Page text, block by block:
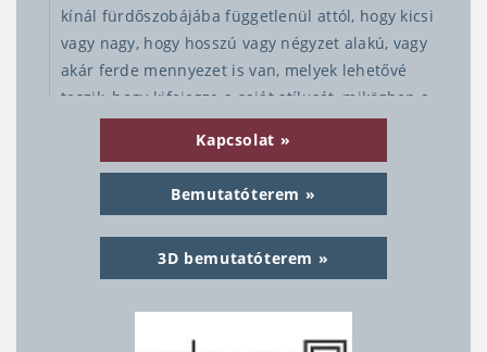
kínál fürdőszobájába függetlenül attól, hogy kicsi
vagy nagy, hogy hosszú vagy négyzet alakú, vagy
akár ferde mennyezet is van, melyek lehetővé
teszik, hogy kifejezze a saját stílusát, miközben a
kényelem és a funkcionalitás nem csorbul.
A zuhanykabin különleges hely a fürdőszobában,
mert ott kap testünk a megnyugtató víz
mosdunk. Tervezőmérnökeink azon igyekeznek,
hogy a RADAWAY termékek, amelyek követik a
legújabb piaci trendeket és a funkcionalitást,
innovatívak, gyönyörű formájúak, akár egyediek,
Kapcsolat
Bemutatóterem
3D bemutatóterem